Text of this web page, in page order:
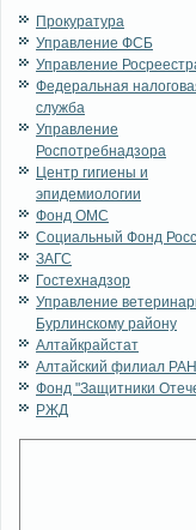
Прокуратура
Управление ФСБ
Управление
Федеральная
служба
Управление
Роспотребнадзора
Центр гигиены и
эпидемиологии
Фонд ОМС
Социальный Фонд
ЗАГС
Гостехнадзор
Управление
Бурлинскому району
Алтайкрайстат
Алтайский филиал
Фонд "Защитники
РЖД